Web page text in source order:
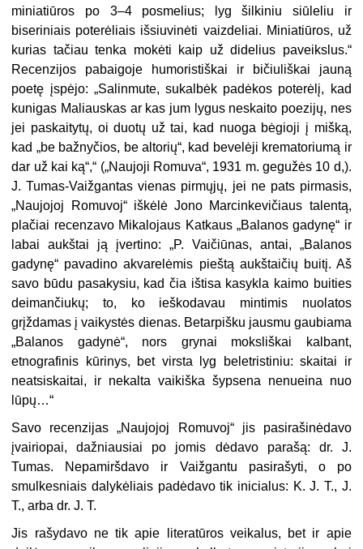
miniatiūros po 3–4 posmelius; lyg šilkiniu siūleliu ir
biseriniais poterėliais išsiuvinėti vaizdeliai. Miniatiūros, už
kurias tačiau tenka mokėti kaip už didelius paveikslus.“
Recenzijos pabaigoje humoristiškai ir bičiuliškai jauną
poetę įspėjo: „Salinmute, sukalbėk padėkos poterėlį, kad
kunigas Maliauskas ar kas jum lygus neskaito poezijų, nes
jei paskaitytų, oi duotų už tai, kad nuoga bėgioji į mišką,
kad „be bažnyčios, be altorių“, kad bevelėji krematoriumą ir
dar už kai ką“,“ („Naujoji Romuva“, 1931 m. gegužės 10 d,).
J. Tumas-Vaižgantas vienas pirmųjų, jei ne pats pirmasis,
„Naujojoj Romuvoj“ iškėlė Jono Marcinkevičiaus talentą,
plačiai recenzavo Mikalojaus Katkaus „Balanos gadynę“ ir
labai aukštai ją įvertino: „P. Vaičiūnas, antai, „Balanos
gadynę“ pavadino akvarelėmis pieštą aukštaičių buitį. Aš
savo būdu pasakysiu, kad čia ištisa kasykla kaimo buities
deimančiukų; to, ko ieškodavau mintimis nuolatos
grįždamas į vaikystės dienas. Betarpišku jausmu gaubiama
„Balanos gadynė“, nors grynai moksliškai kalbant,
etnografinis kūrinys, bet virsta lyg beletristiniu: skaitai ir
neatsiskaitai, ir nekalta vaikiška šypsena nenueina nuo
lūpų…“
Savo recenzijas „Naujojoj Romuvoj“ jis pasirašinėdavo
įvairiopai, dažniausiai po jomis dėdavo parašą: dr. J.
Tumas. Nepamiršdavo ir Vaižgantu pasirašyti, o po
smulkesniais dalykėliais padėdavo tik inicialus: K. J. T., J.
T., arba dr. J. T.
Jis rašydavo ne tik apie literatūros veikalus, bet ir apie